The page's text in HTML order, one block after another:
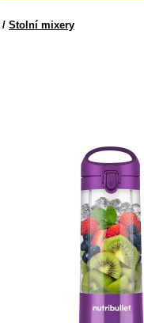
/ Stolní mixery